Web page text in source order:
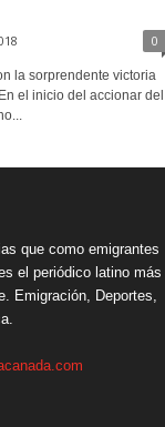
0
la sorprendente victoria
el inicio del accionar del
que como emigrantes
el periódico latino más
Emigración, Deportes,